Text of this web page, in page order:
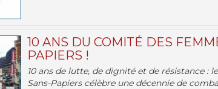
10 ANS DU COMITÉ DES
PAPIERS !
10 ans de lutte, de dignité et de résistance :
Sans-Papiers célèbre une décennie de